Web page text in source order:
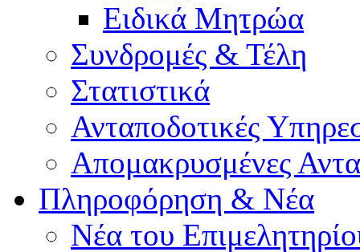
Ειδικά Μητρώα
Συνδρομές & Τέλη
Στατιστικά
Ανταποδοτικές
Απομακρυσμένες
Πληροφόρηση & Νέα
Νέα του